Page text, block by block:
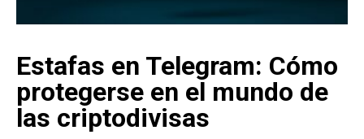
Estafas en Telegram: Cómo
protegerse en el mundo de
las criptodivisas